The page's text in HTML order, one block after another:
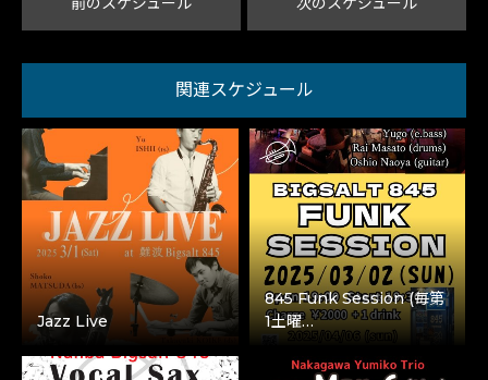
関連スケジュール
Jazz Live
845 Funk Session (毎第
1土曜…